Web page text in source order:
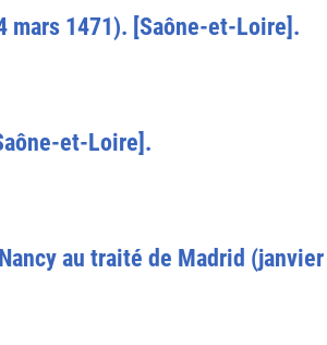
mars 1471). [Saône-et-Loire].
et-Loire].
au traité de Madrid